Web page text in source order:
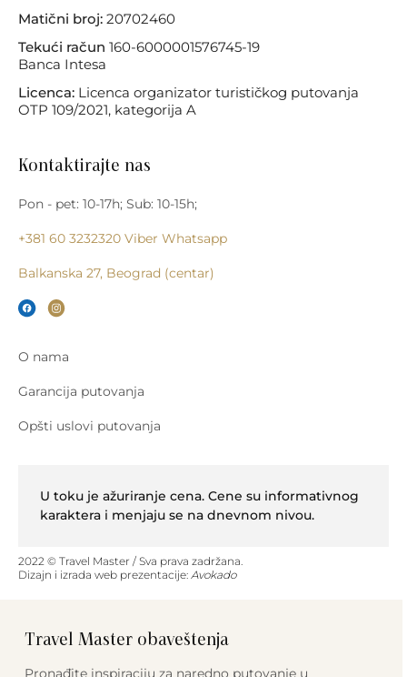
Matični broj: 20702460
Tekući račun 160-6000001576745-19
Banca Intesa
Licenca: Licenca organizator turističkog putovanja
OTP 109/2021, kategorija A
Kontaktirajte nas
Pon - pet: 10-17h; Sub: 10-15h;
+381 60 3232320 Viber Whatsapp
Balkanska 27, Beograd (centar)
O nama
Garancija putovanja
Opšti uslovi putovanja
Travel Master obaveštenja
Pronađite inspiraciju za naredno putovanje u
U toku je ažuriranje cena. Cene su informativnog
karaktera i menjaju se na dnevnom nivou.
2022 © Travel Master / Sva prava zadržana.
Dizajn i izrada web prezentacije: Avokado